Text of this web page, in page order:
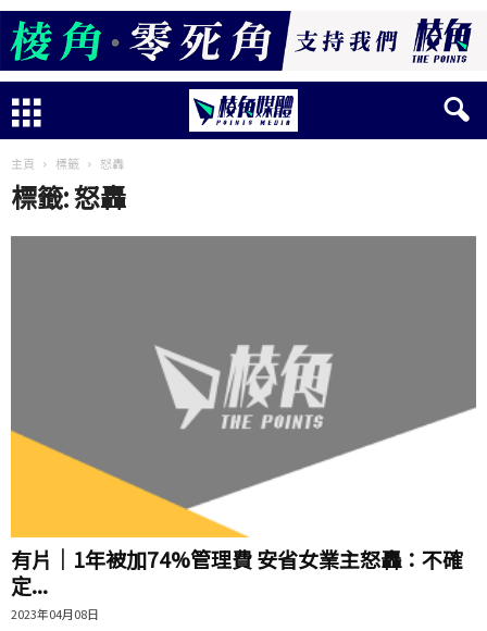
主頁 標籤 怒轟
標籤: 怒轟
有片│1年被加74%管理費 安省女業主怒轟：不確
定...
2023年04月08日